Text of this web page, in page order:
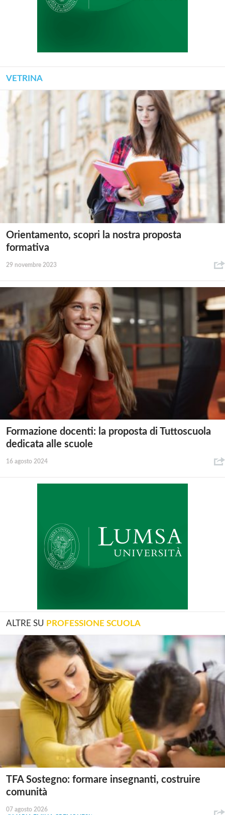
VETRINA
Orientamento, scopri la nostra proposta
formativa
29 novembre 2023
Formazione docenti: la proposta di Tuttoscuola
dedicata alle scuole
16 agosto 2024
ALTRE SU PROFESSIONE SCUOLA
TFA Sostegno: formare insegnanti, costruire
comunità
07 agosto 2026